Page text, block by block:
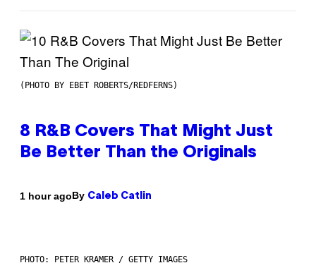
(PHOTO BY EBET ROBERTS/REDFERNS)
8 R&B Covers That Might Just
Be Better Than the Originals
1 hour agoBy Caleb Catlin
PHOTO: PETER KRAMER / GETTY IMAGES